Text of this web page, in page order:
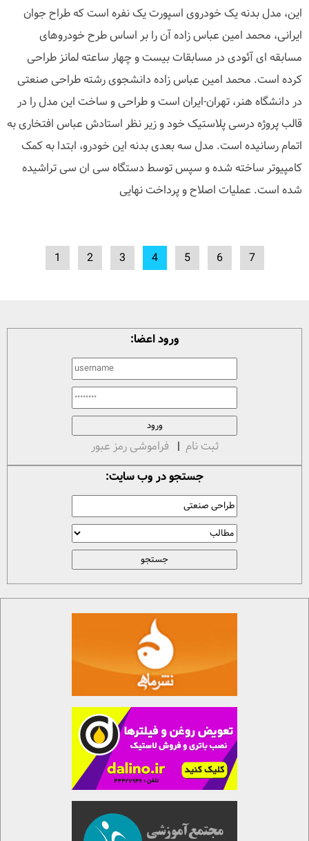
این، مدل بدنه یک خودروی اسپورت یک نفره است که طراح جوان
ایرانی، محمد امین عباس زاده آن را بر اساس طرح خودروهای
مسابقه ای آئودی در مسابقات بیست و چهار ساعته لمانز طراحی
کرده است. محمد امین عباس زاده دانشجوی رشته طراحی صنعتی
در دانشگاه هنر، تهران-ایران است و طراحی و ساخت این مدل را در
قالب پروژه درسی پلاستیک خود و زیر نظر استادش عباس افتخاری به
اتمام رسانیده است. مدل سه بعدی بدنه این خودرو، ابتدا به کمک
کامپیوتر ساخته شده و سپس توسط دستگاه سی ان سی تراشیده
شده است. عملیات اصلاح و پرداخت نهایی
1 2 3 4 5 6 7
ورود اعضا:
ثبت نام | فراموشی رمز عبور
جستجو در وب سایت: